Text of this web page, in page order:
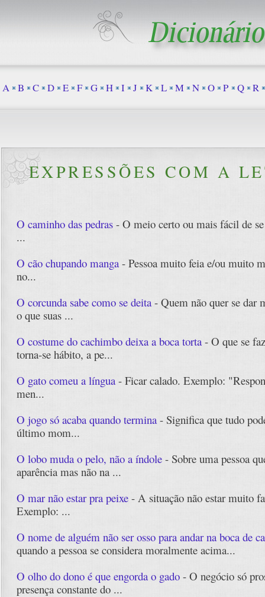
EXPRESSÕES COM A
O caminho das pedras - O meio certo ou mais fácil de
...
O cão chupando manga- Pessoa muito feia e/ou muito
no...
O corcunda sabe como se deita- Quem não quer se dar
o que suas ...
O costume do cachimbo deixa a boca torta- O que se
torna-se hábito, a pe...
O gato comeu a língua- Ficar calado. Exemplo:
men...
O jogo só acaba quando termina- Significa que tudo
último mom...
O lobo muda o pelo, não a índole - Sobre uma pessoa
aparência mas não na ...
O mar não estar pra peixe - A situação não estar muito
Exemplo: ...
O nome de alguém não ser osso para andar na boca de
quando a pessoa se considera moralmente acima...
O olho do dono é que engorda o gado - O negócio só
presença constante do ...
A B C D E F G H I J K L M N O P Q R